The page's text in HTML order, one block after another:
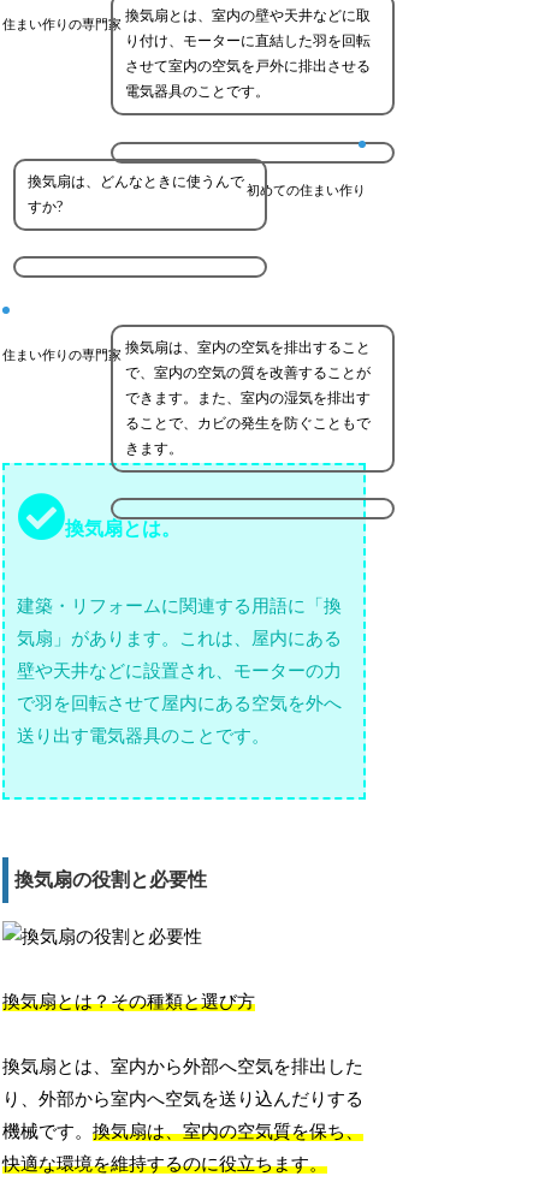
住まい作りの専門家 換気扇とは、室内の壁や天井などに取
り付け、モーターに直結した羽を回転
させて室内の空気を戸外に排出させる
電気器具のことです。
初めての住まい作り
換気扇は、どんなときに使うんで
すか?
住まい作りの専門家 換気扇は、室内の空気を排出すること
で、室内の空気の質を改善することが
できます。また、室内の湿気を排出す
ることで、カビの発生を防ぐこともで
きます。
換気扇とは。
建築・リフォームに関連する用語に「換
気扇」があります。これは、屋内にある
壁や天井などに設置され、モーターの力
で羽を回転させて屋内にある空気を外へ
送り出す電気器具のことです。
換気扇の役割と必要性
換気扇とは？その種類と選び方
換気扇とは、室内から外部へ空気を排出した
り、外部から室内へ空気を送り込んだりする
機械です。換気扇は、室内の空気質を保ち、
快適な環境を維持するのに役立ちます。